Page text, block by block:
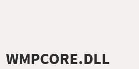
WMPCORE.DLL